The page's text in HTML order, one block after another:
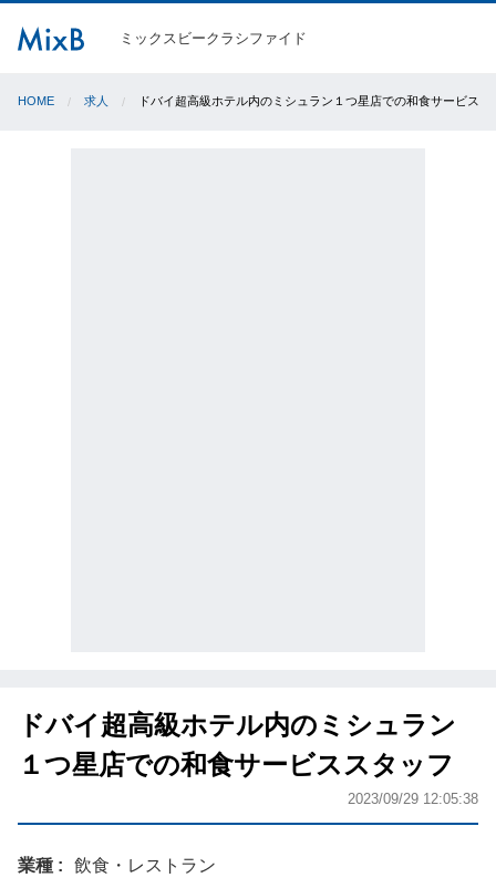
ミックスビークラシファイド
HOME 求人 ドバイ超高級ホテル内のミシュラン１つ星店での和食サービスス
ドバイ超高級ホテル内のミシュラン
１つ星店での和食サービススタッフ
2023/09/29 12:05:38
業種 飲食・レストラン